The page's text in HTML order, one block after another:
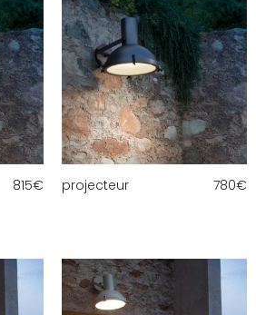
815€ projecteur 780€